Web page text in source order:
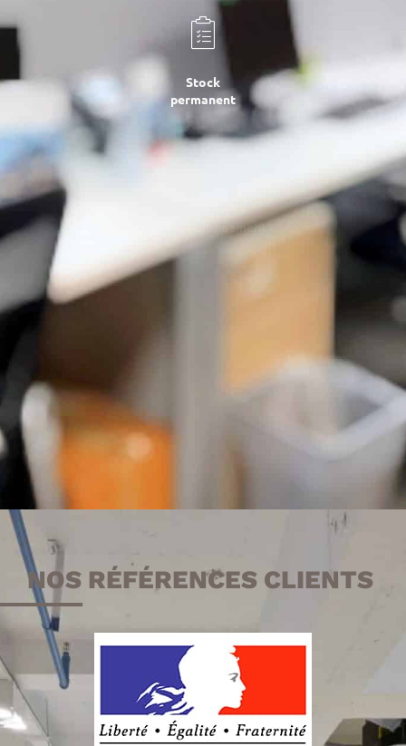
Stock
permanent
2 plateformes
d’approvisionnement
NOS RÉFÉRENCES CLIENTS